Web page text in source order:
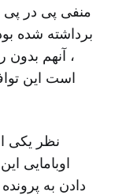
منفی پی در پی
برداشته شده
، آنهم
است این
نظر یکی
اوبامایی
دادن به